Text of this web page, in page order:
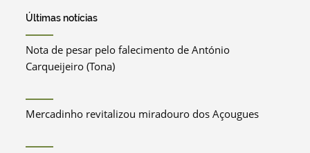
Últimas notícias
Nota de pesar pelo falecimento de António
Carqueijeiro (Tona)
Mercadinho revitalizou miradouro dos Açougues